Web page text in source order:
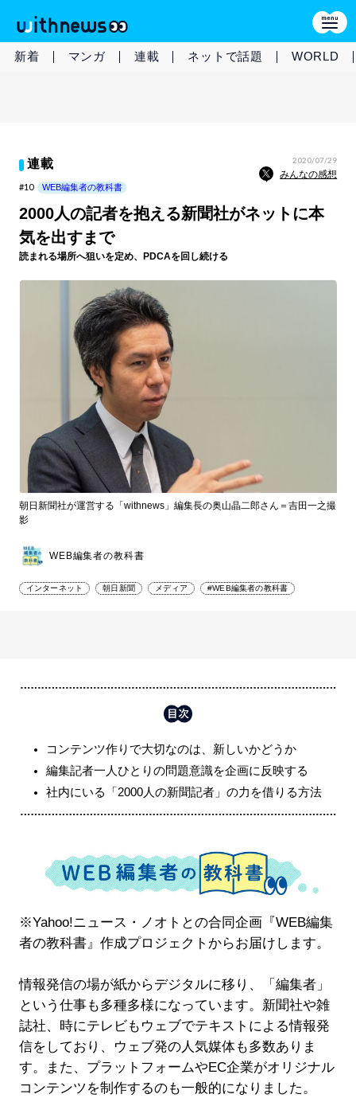
新着 マンガ 連載 ネットで話題 WORLD
連載 2020/07/29
みんなの感想
#10 WEB編集者の教科書
2000人の記者を抱える新聞社がネットに本
気を出すまで
読まれる場所へ狙いを定め、PDCAを回し続ける
朝日新聞社が運営する「withnews」編集長の奥山晶二郎さん＝吉田一之撮
影
WEB編集者の教科書
インターネット 朝日新聞 メディア #WEB編集者の教科書
コンテンツ作りで大切なのは、新しいかどうか
編集記者一人ひとりの問題意識を企画に反映する
社内にいる「2000人の新聞記者」の力を借りる方法
※Yahoo!ニュース・ノオトとの合同企画『WEB編集
者の教科書』作成プロジェクトからお届けします。
情報発信の場が紙からデジタルに移り、「編集者」
という仕事も多種多様になっています。新聞社や雑
誌社、時にテレビもウェブでテキストによる情報発
信をしており、ウェブ発の人気媒体も多数ありま
す。また、プラットフォームやEC企業がオリジナル
コンテンツを制作するのも一般的になりました。